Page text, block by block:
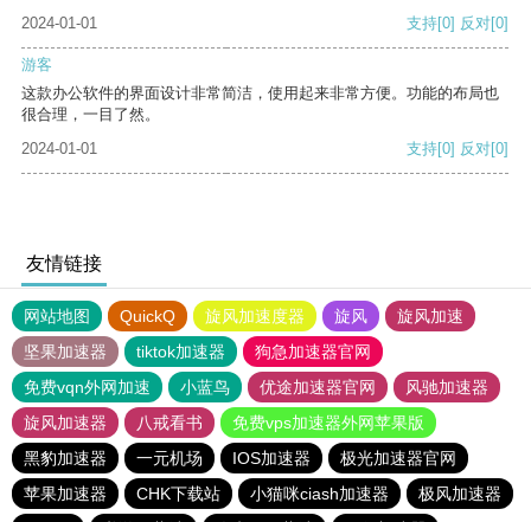
2024-01-01
支持[0] 反对[0]
游客
这款办公软件的界面设计非常简洁，使用起来非常方便。功能的布局也
很合理，一目了然。
2024-01-01
支持[0] 反对[0]
友情链接
网站地图 QuickQ 旋风加速度器 旋风
旋风加速
坚果加速器
tiktok加速器
狗急加速器官网
免费vqn外网加速
小蓝鸟 优途加速器官网
风驰加速器
旋风加速器
八戒看书
免费vps加速器外网苹果版
黑豹加速器
一元机场 IOS加速器
极光加速器官网
苹果加速器
CHK下载站 小猫咪ciash加速器
极风加速器